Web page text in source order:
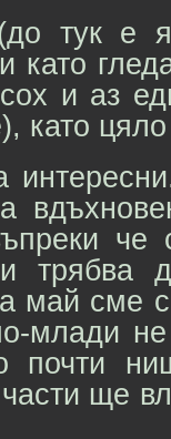
(до тук е
като
и аз
като
и
май сме
млади
почти
ще